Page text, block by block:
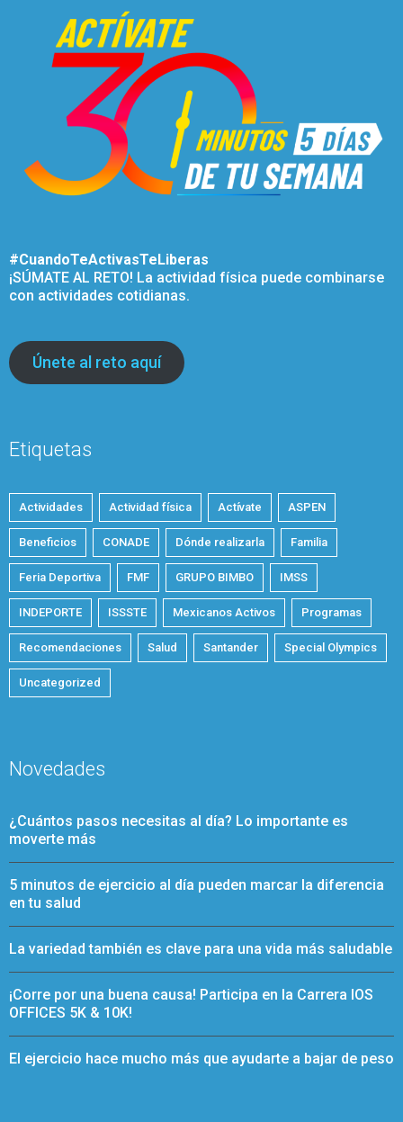
#CuandoTeActivasTeLiberas
¡SÚMATE AL RETO! La actividad física puede combinarse
con actividades cotidianas.
Únete al reto aquí
Etiquetas
Actividades Actividad física Actívate ASPEN
Beneficios CONADE Dónde realizarla Familia
Feria Deportiva FMF GRUPO BIMBO IMSS
INDEPORTE ISSSTE Mexicanos Activos Programas
Recomendaciones Salud Santander Special Olympics
Uncategorized
Novedades
¿Cuántos pasos necesitas al día? Lo importante es
moverte más
5 minutos de ejercicio al día pueden marcar la diferencia
en tu salud
La variedad también es clave para una vida más saludable
¡Corre por una buena causa! Participa en la Carrera IOS
OFFICES 5K & 10K!
El ejercicio hace mucho más que ayudarte a bajar de peso